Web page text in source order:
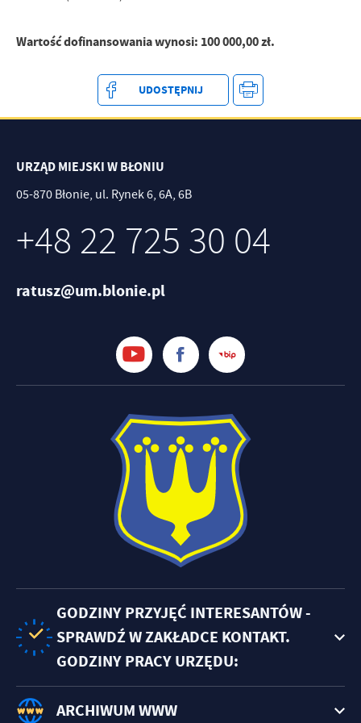
Wartość dofinansowania wynosi: 100 000,00 zł.
UDOSTĘPNIJ
URZĄD MIEJSKI W BŁONIU
05-870 Błonie, ul. Rynek 6, 6A, 6B
+48 22 725 30 04
ratusz@um.blonie.pl
GODZINY PRZYJĘĆ INTERESANTÓW -
SPRAWDŹ W ZAKŁADCE KONTAKT.
GODZINY PRACY URZĘDU:
ARCHIWUM WWW